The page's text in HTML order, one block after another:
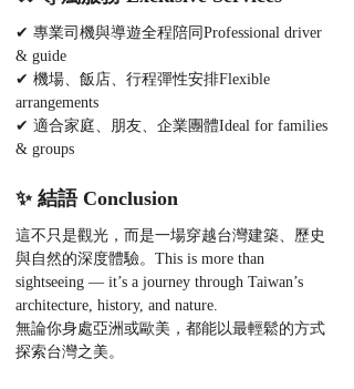
✔ 專業司機與導遊全程陪同Professional driver
& guide
✔ 機場、飯店、行程彈性安排Flexible
arrangements
✔ 適合家庭、朋友、企業團體Ideal for families
& groups
✨ 結語 Conclusion
這不只是觀光，而是一場穿越台灣建築、歷史
與自然的深度體驗。This is more than
sightseeing — it’s a journey through Taiwan’s
architecture, history, and nature.
無論你身處亞洲或歐美，都能以最輕鬆的方式
探索台灣之美。